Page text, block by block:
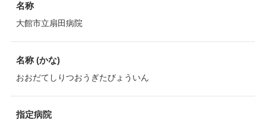
名称
大館市立扇田病院
名称 (かな)
おおだてしりつおうぎたびょういん
指定病院